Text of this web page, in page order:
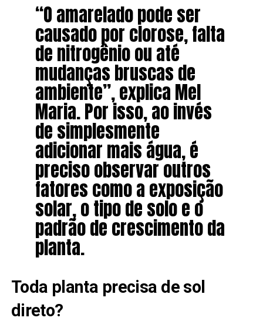
“O amarelado pode ser
causado por clorose, falta
de nitrogênio ou até
mudanças bruscas de
ambiente”, explica Mel
Maria. Por isso, ao invés
de simplesmente
adicionar mais água, é
preciso observar outros
fatores como a exposição
solar, o tipo de solo e o
padrão de crescimento da
planta.
Toda planta precisa de sol
direto?